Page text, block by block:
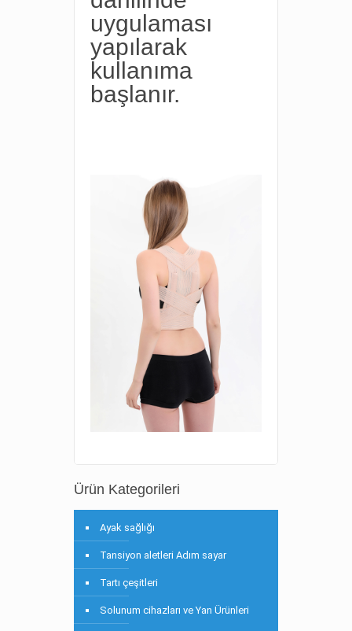
uygulaması
yapılarak
kullanıma
başlanır.
Ürün Kategorileri
Ayak sağlığı
Tansiyon aletleri Adım sayar
Tartı çeşitleri
Solunum cihazları ve Yan Ürünleri